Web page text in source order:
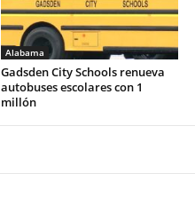
Alabama
Gadsden City Schools renueva
autobuses escolares con 1
millón